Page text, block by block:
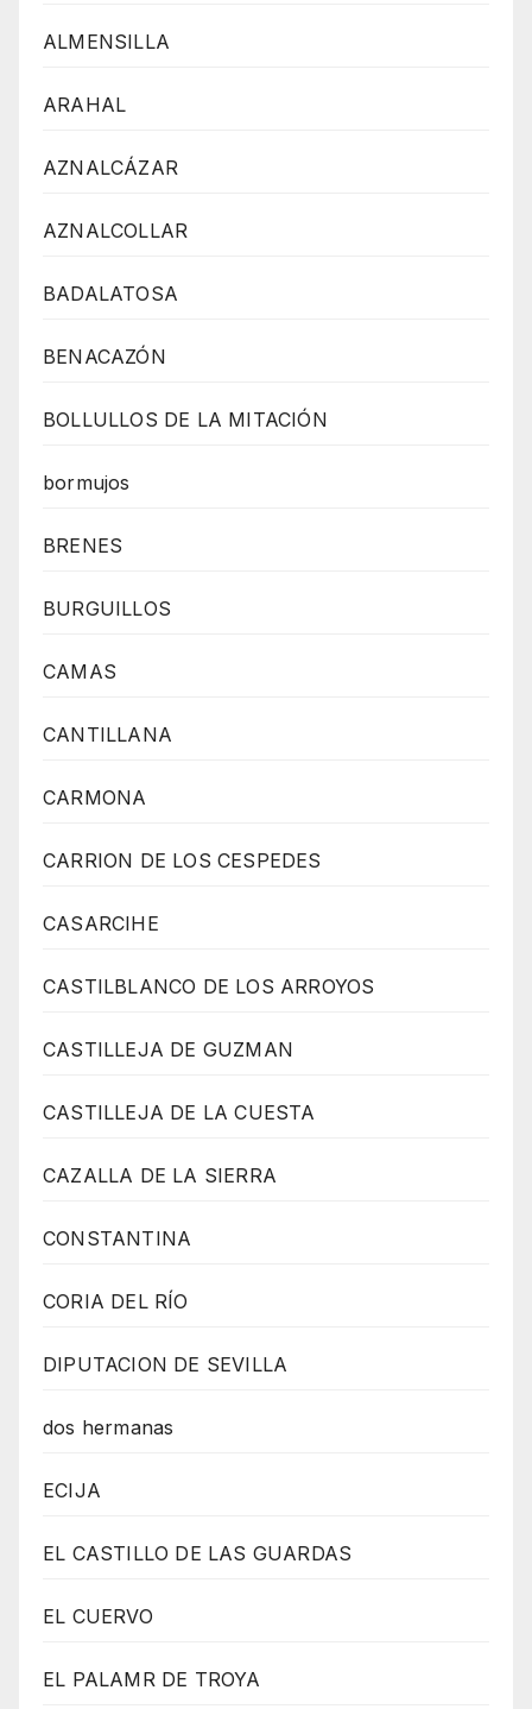
ALMENSILLA
ARAHAL
AZNALCÁZAR
AZNALCOLLAR
BADALATOSA
BENACAZÓN
BOLLULLOS DE LA MITACIÓN
bormujos
BRENES
BURGUILLOS
CAMAS
CANTILLANA
CARMONA
CARRION DE LOS CESPEDES
CASARCIHE
CASTILBLANCO DE LOS ARROYOS
CASTILLEJA DE GUZMAN
CASTILLEJA DE LA CUESTA
CAZALLA DE LA SIERRA
CONSTANTINA
CORIA DEL RÍO
DIPUTACION DE SEVILLA
dos hermanas
ECIJA
EL CASTILLO DE LAS GUARDAS
EL CUERVO
EL PALAMR DE TROYA